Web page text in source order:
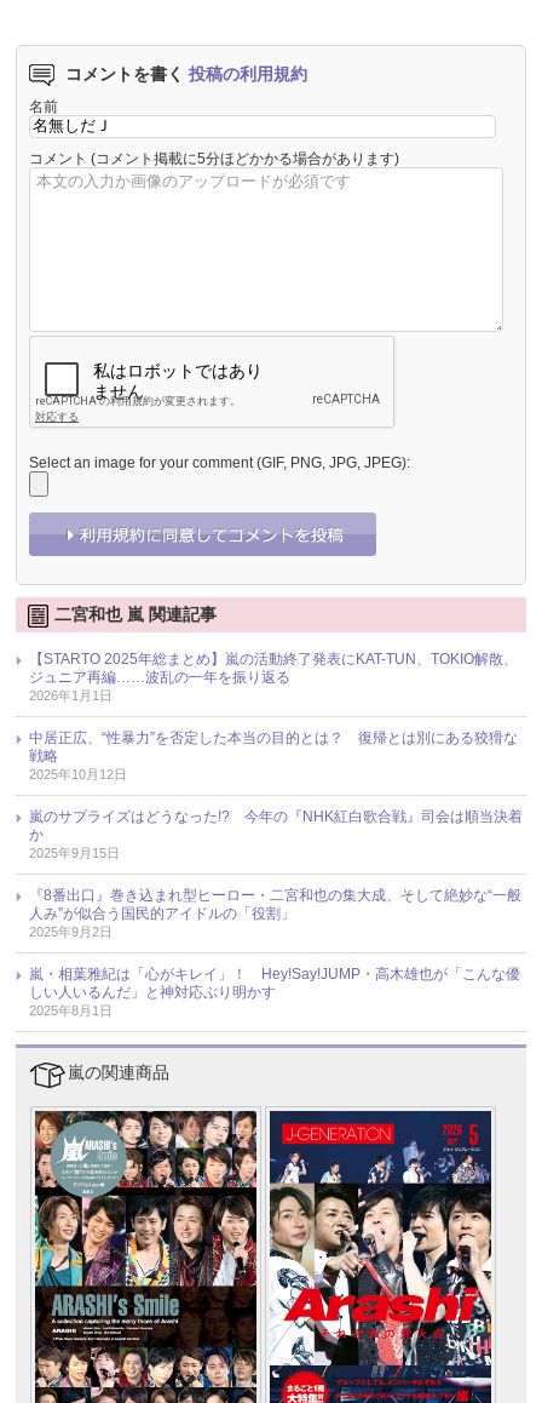
コメントを書く 投稿の利用規約
名前
コメント (コメント掲載に5分ほどかかる場合があります)
Select an image for your comment (GIF, PNG, JPG, JPEG):
二宮和也 嵐 関連記事
【STARTO 2025年総まとめ】嵐の活動終了発表にKAT-TUN、TOKIO解散、
ジュニア再編……波乱の一年を振り返る
2026年1月1日
中居正広、“性暴力”を否定した本当の目的とは？ 復帰とは別にある狡猾な
戦略
2025年10月12日
嵐のサプライズはどうなった!? 今年の『NHK紅白歌合戦』司会は順当決着
か
2025年9月15日
『8番出口』巻き込まれ型ヒーロー・二宮和也の集大成、そして絶妙な“一般
人み”が似合う国民的アイドルの「役割」
2025年9月2日
嵐・相葉雅紀は「心がキレイ」！ Hey!Say!JUMP・高木雄也が「こんな優
しい人いるんだ」と神対応ぶり明かす
2025年8月1日
嵐の関連商品